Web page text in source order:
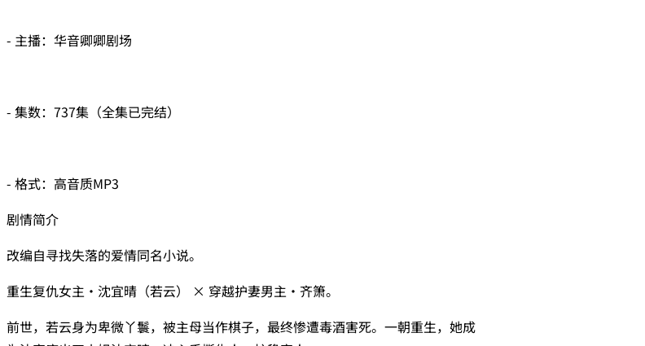
- 主播：华音卿卿剧场
- 集数：737集（全集已完结）
- 格式：高音质MP3
剧情简介
改编自寻找失落的爱情同名小说。
重生复仇女主·沈宜晴（若云） × 穿越护妻男主·齐箫。
前世，若云身为卑微丫鬟，被主母当作棋子，最终惨遭毒酒害死。一朝重生，她成